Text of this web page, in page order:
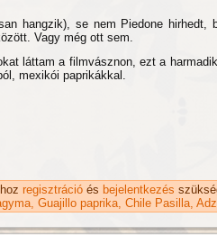
hangzik), se nem Piedone hirhedt,
Vagy még ott sem.
láttam a filmvásznon, ezt a
mexikói paprikákkal.
tartalommal kapcsolatosan
regisztráció és bejelentkezés
Guajillo paprika Chile Pasilla